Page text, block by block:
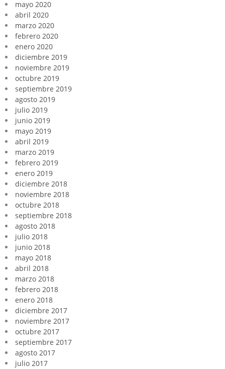
mayo 2020
abril 2020
marzo 2020
febrero 2020
enero 2020
diciembre 2019
noviembre 2019
octubre 2019
septiembre 2019
agosto 2019
julio 2019
junio 2019
mayo 2019
abril 2019
marzo 2019
febrero 2019
enero 2019
diciembre 2018
noviembre 2018
octubre 2018
septiembre 2018
agosto 2018
julio 2018
junio 2018
mayo 2018
abril 2018
marzo 2018
febrero 2018
enero 2018
diciembre 2017
noviembre 2017
octubre 2017
septiembre 2017
agosto 2017
julio 2017